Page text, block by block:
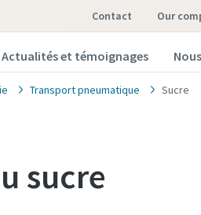
Contact our
Actualités et témoignages
Transport pneumatique Sucre
sucre